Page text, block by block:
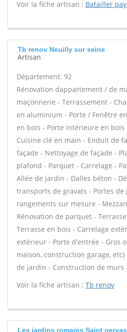
Voir la fiche artisan : Batailler
Tb renov Neuilly sur seine
Artisan
Département: 92
Rénovation dappartement / de
maçonnerie - Terrassement -
en aluminium - Porte / Fenêtre
en bois - Porte intérieure en bois
Cuisine clé en main - Enduit de
façade - Nettoyage de façade -
plafond - Parquet - Carrelage -
Allée de jardin - Dalles béton -
transports de gravats - Portes de
rangements sur mesure -
Rénovation de parquet -
Terrasse en bois - Carrelage
extérieur - Porte d'entrée - Gros
maison, construction garage,
de jardin - Construction de murs
Voir la fiche artisan : Tb renov
Les jardins romains Saint